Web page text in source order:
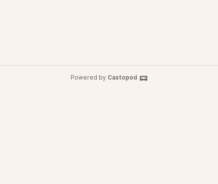
Powered by Castopod